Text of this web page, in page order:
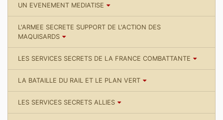
UN EVENEMENT MEDIATISE
L'ARMEE SECRETE SUPPORT DE L'ACTION DES
MAQUISARDS
LES SERVICES SECRETS DE LA FRANCE COMBATTANTE
LA BATAILLE DU RAIL ET LE PLAN VERT
LES SERVICES SECRETS ALLIES